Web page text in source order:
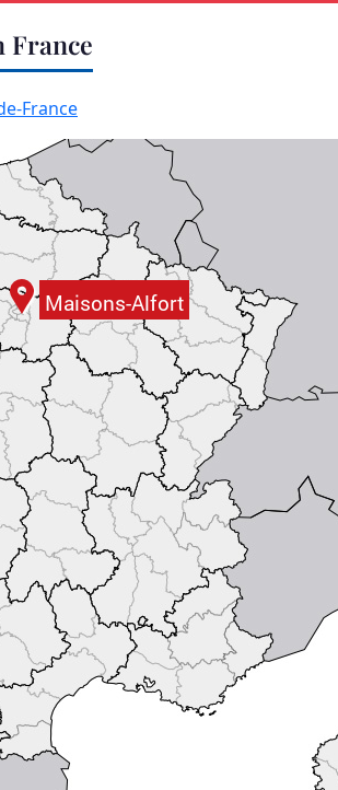
France
France